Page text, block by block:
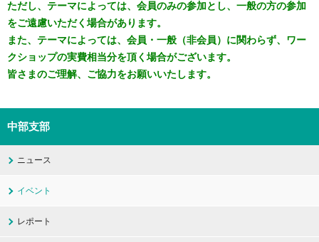
ただし、テーマによっては、会員のみの参加とし、一般の方の参加
をご遠慮いただく場合があります。
また、テーマによっては、会員・一般（非会員）に関わらず、ワー
クショップの実費相当分を頂く場合がございます。
皆さまのご理解、ご協力をお願いいたします。
中部支部
ニュース
イベント
レポート